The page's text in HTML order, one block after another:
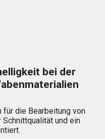
bei der
die Bearbeitung von
und ein